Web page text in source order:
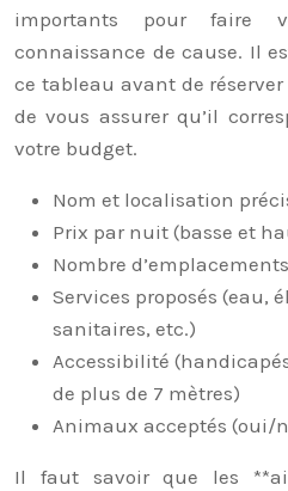
importants pour faire
connaissance de cause. Il
ce tableau avant de
de vous assurer qu’il
votre budget.
Nom et localisation
Prix par nuit (basse et
Nombre
Services proposés (eau,
sanitaires, etc.)
Accessibilité
de plus de 7 mètres)
Animaux acceptés (oui/
Il faut savoir que les